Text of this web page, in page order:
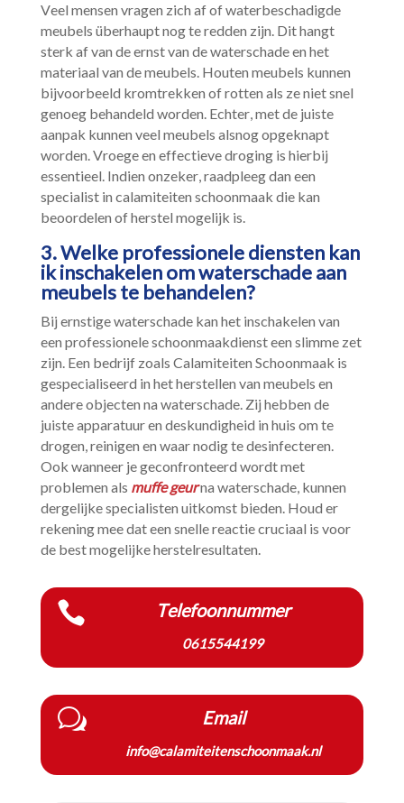
Veel mensen vragen zich af of waterbeschadigde
meubels überhaupt nog te redden zijn.​ Dit hangt
sterk af van de ernst van de waterschade en het
materiaal van de meubels.​ Houten meubels kunnen
bijvoorbeeld kromtrekken of rotten als ze niet snel
genoeg behandeld worden.​ Echter, met de juiste
aanpak kunnen veel meubels alsnog opgeknapt
worden.​ Vroege en effectieve droging is hierbij
essentieel.​ Indien onzeker, raadpleeg dan een
specialist in calamiteiten schoonmaak die kan
beoordelen of herstel mogelijk is.​
3.​ Welke professionele diensten kan
ik inschakelen om waterschade aan
meubels te behandelen?
Bij ernstige waterschade kan het inschakelen van
een professionele schoonmaakdienst een slimme zet
zijn.​ Een bedrijf zoals Calamiteiten Schoonmaak is
gespecialiseerd in het herstellen van meubels en
andere objecten na waterschade.​ Zij hebben de
juiste apparatuur en deskundigheid in huis om te
drogen, reinigen en waar nodig te desinfecteren.​
Ook wanneer je geconfronteerd wordt met
problemen als muffe geurna waterschade, kunnen
dergelijke specialisten uitkomst bieden.​ Houd er
rekening mee dat een snelle reactie cruciaal is voor
de best mogelijke herstelresultaten.​
 Telefoonnummer
0615544199
w Email
info@calamiteitenschoonmaak.nl